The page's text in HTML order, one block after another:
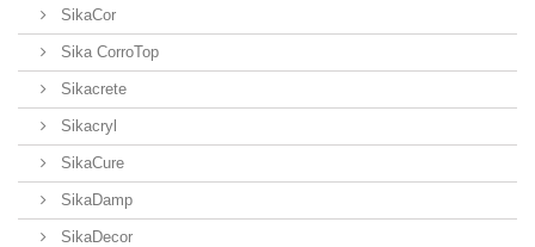
SikaCor
Sika CorroTop
Sikacrete
Sikacryl
SikaCure
SikaDamp
SikaDecor